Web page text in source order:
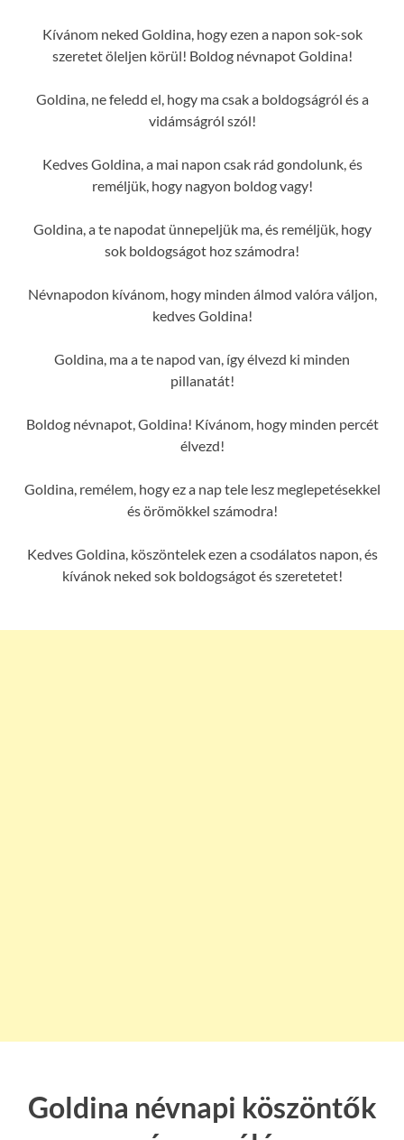
Kívánom neked Goldina, hogy ezen a napon sok-sok
szeretet öleljen körül! Boldog névnapot Goldina!
Goldina, ne feledd el, hogy ma csak a boldogságról és a
vidámságról szól!
Kedves Goldina, a mai napon csak rád gondolunk, és
reméljük, hogy nagyon boldog vagy!
Goldina, a te napodat ünnepeljük ma, és reméljük, hogy
sok boldogságot hoz számodra!
Névnapodon kívánom, hogy minden álmod valóra váljon,
kedves Goldina!
Goldina, ma a te napod van, így élvezd ki minden
pillanatát!
Boldog névnapot, Goldina! Kívánom, hogy minden percét
élvezd!
Goldina, remélem, hogy ez a nap tele lesz meglepetésekkel
és örömökkel számodra!
Kedves Goldina, köszöntelek ezen a csodálatos napon, és
kívánok neked sok boldogságot és szeretetet!
Goldina névnapi köszöntők